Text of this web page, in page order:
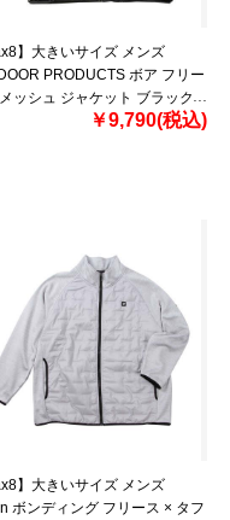
】大きいサイズ メンズ
PRODUCTS ボア フリー
ッシュ ジャケット ブラック
4304-2 3L 4L 5L 6L 7L 8L
￥9,790(税込)
】大きいサイズ メンズ
ボンディング フリース × タフ